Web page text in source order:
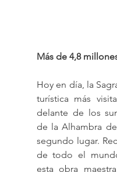
Más de 4,8
Hoy en día, la
turística más
delante de los
de la Alhambra
segundo lugar.
de todo el
esta obra